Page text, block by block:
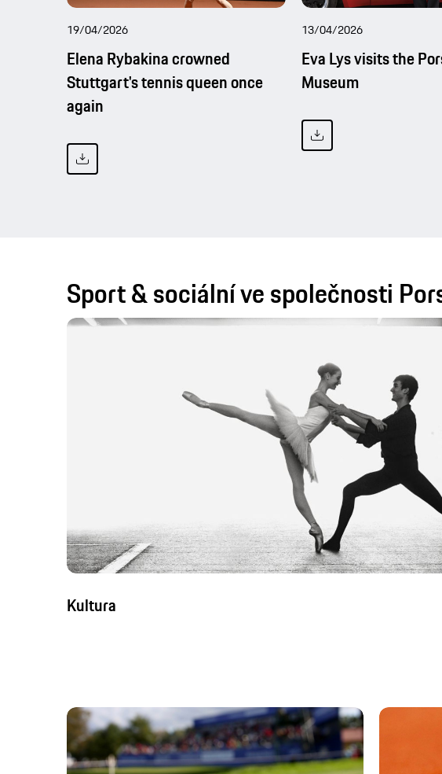
19/04/2026
Elena Rybakina crowned
Stuttgart's tennis queen once
again
13/04/2026
Eva Lys visits the
Museum
Sport & sociální ve společnosti
Kultura